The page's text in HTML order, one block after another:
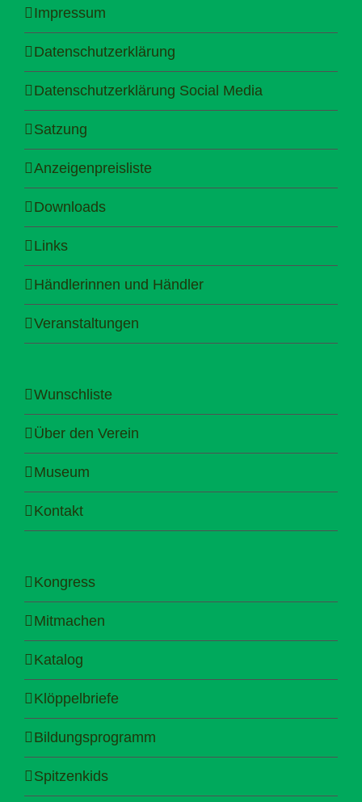
Impressum
Datenschutzerklärung
Datenschutzerklärung Social Media
Satzung
Anzeigenpreisliste
Downloads
Links
Händlerinnen und Händler
Veranstaltungen
Wunschliste
Über den Verein
Museum
Kontakt
Kongress
Mitmachen
Katalog
Klöppelbriefe
Bildungsprogramm
Spitzenkids